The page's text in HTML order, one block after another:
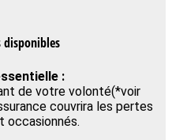
disponibles
:
de votre volonté(*voir
couvrira les pertes
occasionnés.